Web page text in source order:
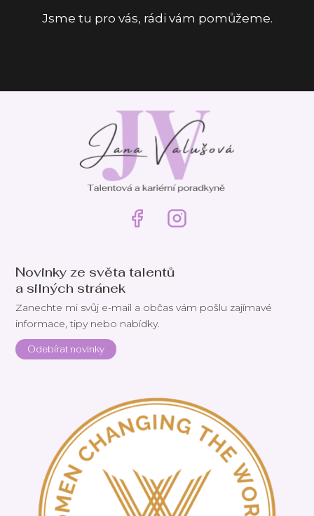
Jsme tu pro vás, rádi vám pomůžeme.
Novinky ze světa talentů
a silných stránek
Zanechte mi svůj e-mail a občas vám pošlu zajímavé
informace, tipy nebo nabídky.
Odebírat novinky